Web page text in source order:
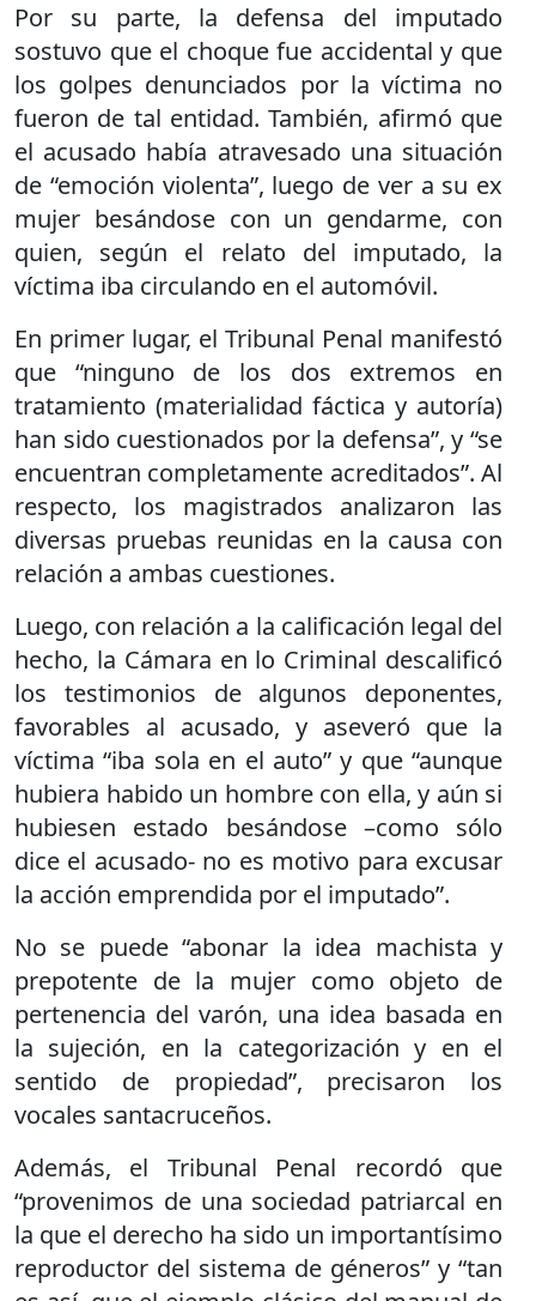
Por su parte, la defensa del imputado
sostuvo que el choque fue accidental y que
los golpes denunciados por la víctima no
fueron de tal entidad. También, afirmó que
el acusado había atravesado una situación
de “emoción violenta”, luego de ver a su ex
mujer besándose con un gendarme, con
quien, según el relato del imputado, la
víctima iba circulando en el automóvil.
En primer lugar, el Tribunal Penal manifestó
que “ninguno de los dos extremos en
tratamiento (materialidad fáctica y autoría)
han sido cuestionados por la defensa”, y “se
encuentran completamente acreditados”. Al
respecto, los magistrados analizaron las
diversas pruebas reunidas en la causa con
relación a ambas cuestiones.
Luego, con relación a la calificación legal del
hecho, la Cámara en lo Criminal descalificó
los testimonios de algunos deponentes,
favorables al acusado, y aseveró que la
víctima “iba sola en el auto” y que “aunque
hubiera habido un hombre con ella, y aún si
hubiesen estado besándose –como sólo
dice el acusado- no es motivo para excusar
la acción emprendida por el imputado”.
No se puede “abonar la idea machista y
prepotente de la mujer como objeto de
pertenencia del varón, una idea basada en
la sujeción, en la categorización y en el
sentido de propiedad”, precisaron los
vocales santacruceños.
Además, el Tribunal Penal recordó que
“provenimos de una sociedad patriarcal en
la que el derecho ha sido un importantísimo
reproductor del sistema de géneros” y “tan